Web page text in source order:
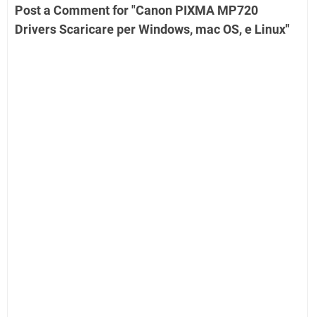
Post a Comment for "Canon PIXMA MP720
Drivers Scaricare per Windows, mac OS, e Linux"